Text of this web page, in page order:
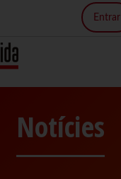
Entrar
Notícies